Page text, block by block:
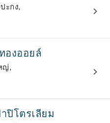
ะกง,
องออยล์
ญ่,
ปิโตรเลียม